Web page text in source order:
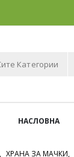
Категории
НАСЛОВНА
, ХРАНА ЗА МАЧКИ,